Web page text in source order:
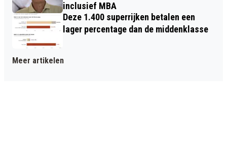
inclusief MBA
Deze 1.400 superrijken betalen een
lager percentage dan de middenklasse
Meer artikelen